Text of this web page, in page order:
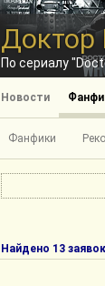
Доктор
По сериалу
Новости
Фанфики
Найдено 13 заявок